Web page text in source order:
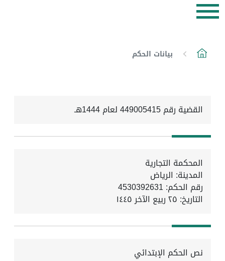
بيانات الحكم
القضية رقم 449005415 لعام 1444هـ
المحكمة التجارية
المدينة: الرياض
رقم الحكم: 4530392631
التاريخ: ٢٥ ربيع الآخر ١٤٤٥
نص الحكم الإبتدائي